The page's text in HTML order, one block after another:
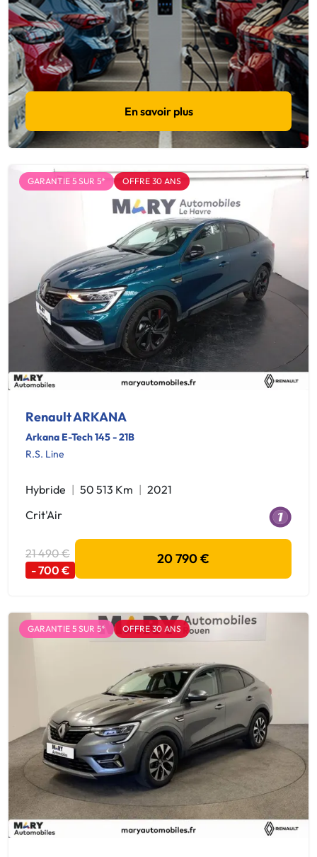
En savoir plus
GARANTIE 5 SUR 5* OFFRE 30 ANS
Renault ARKANA
Arkana E-Tech 145 - 21B
R.S. Line
Hybride 50 513 Km
2021
Crit'Air
21 490 €
- 700 €
20 790 €
GARANTIE 5 SUR 5* OFFRE 30 ANS